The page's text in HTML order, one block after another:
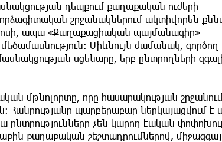
դեպքում քաղաքական ուժերի
շրջանակներում ակտիվորեն
ապա «Քաղաքացիական պայմանագիր»
Միևնույն ժամանակ, գործող
սցենարը, երբ ընտրողների
մթնոլորտը, որը հասարակության
Հանրությանը պարբերաբար ներկայացվում է
չեն կարող էական
քաղաքական շեշտադրումներով,